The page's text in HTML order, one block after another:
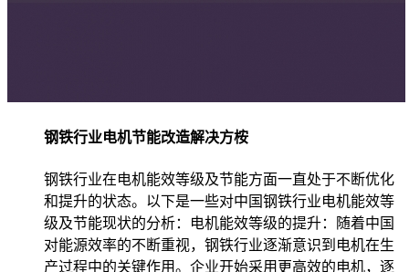
钢铁行业电机节能改造解决方桉
钢铁行业在电机能效等级及节能方面一直处于不断优化
和提升的状态。以下是一些对中国钢铁行业电机能效等
级及节能现状的分析：电机能效等级的提升：随着中国
对能源效率的不断重视，钢铁行业逐渐意识到电机在生
产过程中的关键作用。企业开始采用更高效的电机，逐